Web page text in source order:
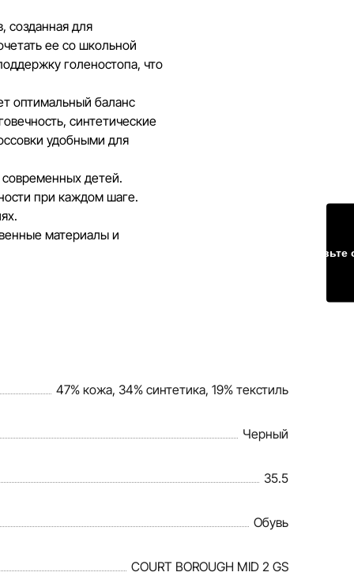
на сайте, чтобы
в кратчайшие
созданная для
ее со школьной
голеностопа, что
оптимальный баланс
синтетические
удобными для
современных детей.
при каждом шаге.
материалы и
47% кожа, 34% синтетика, 19% текстиль
Черный
35.5
Обувь
COURT BOROUGH MID 2 GS
Оставьте